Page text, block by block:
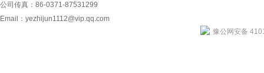
公司传真：86-0371-87531299
Email： yezhijun1112@vip.qq.com
豫公网安备